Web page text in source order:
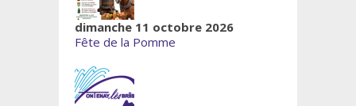
dimanche 11 octobre 2026
Fête de la Pomme